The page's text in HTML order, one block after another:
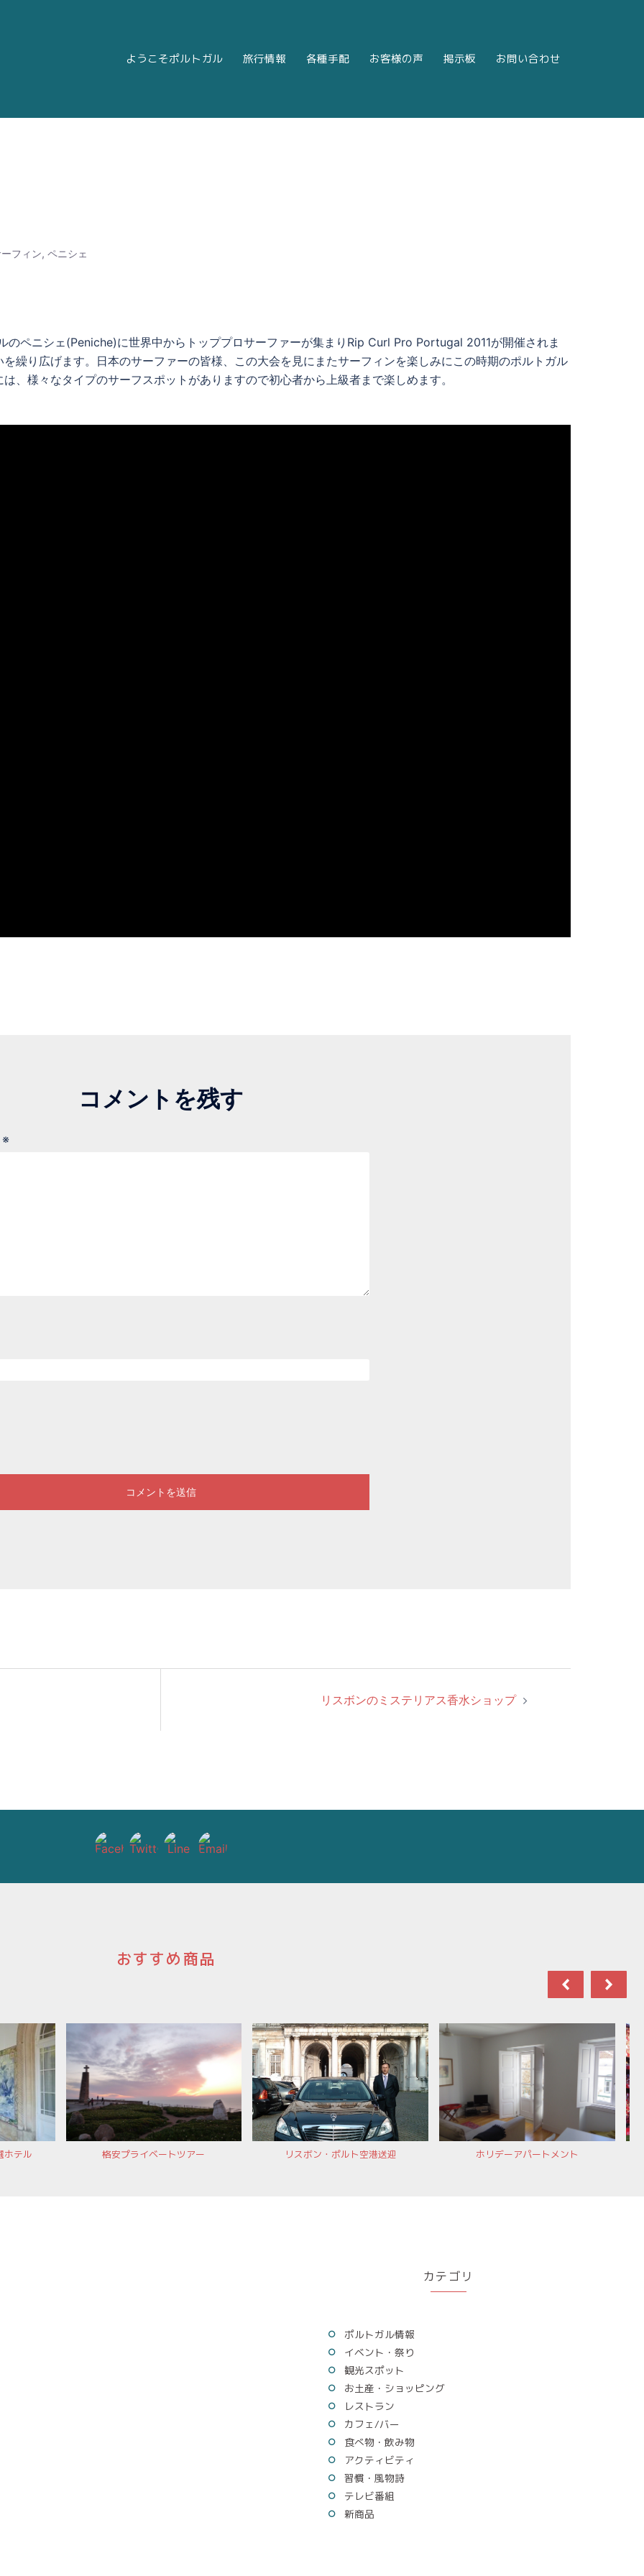
ようこそポルトガル 旅行情報 各種手配 お客様の声 掲示板 お問い合わせ
フィン, ペニシェ
のペニシェ(Peniche)に世界中からトッププロサーファーが集まりRip Curl Pro Portugal 2011が開催されま
繰り広げます。日本のサーファーの皆様、この大会を見にまたサーフィンを楽しみにこの時期のポルトガル
、様々なタイプのサーフスポットがありますので初心者から上級者まで楽しめます。
コメントを残す
※
リスボンのミステリアス香水ショップ
おすすめ商品
ホテル 格安プライベートツアー リスボン・ポルト空港送迎 ホリデーアパートメント
カテゴリ
ポルトガル情報
イベント・祭り
観光スポット
お土産・ショッピング
レストラン
カフェ/バー
食べ物・飲み物
アクティビティ
習慣・風物詩
テレビ番組
新商品